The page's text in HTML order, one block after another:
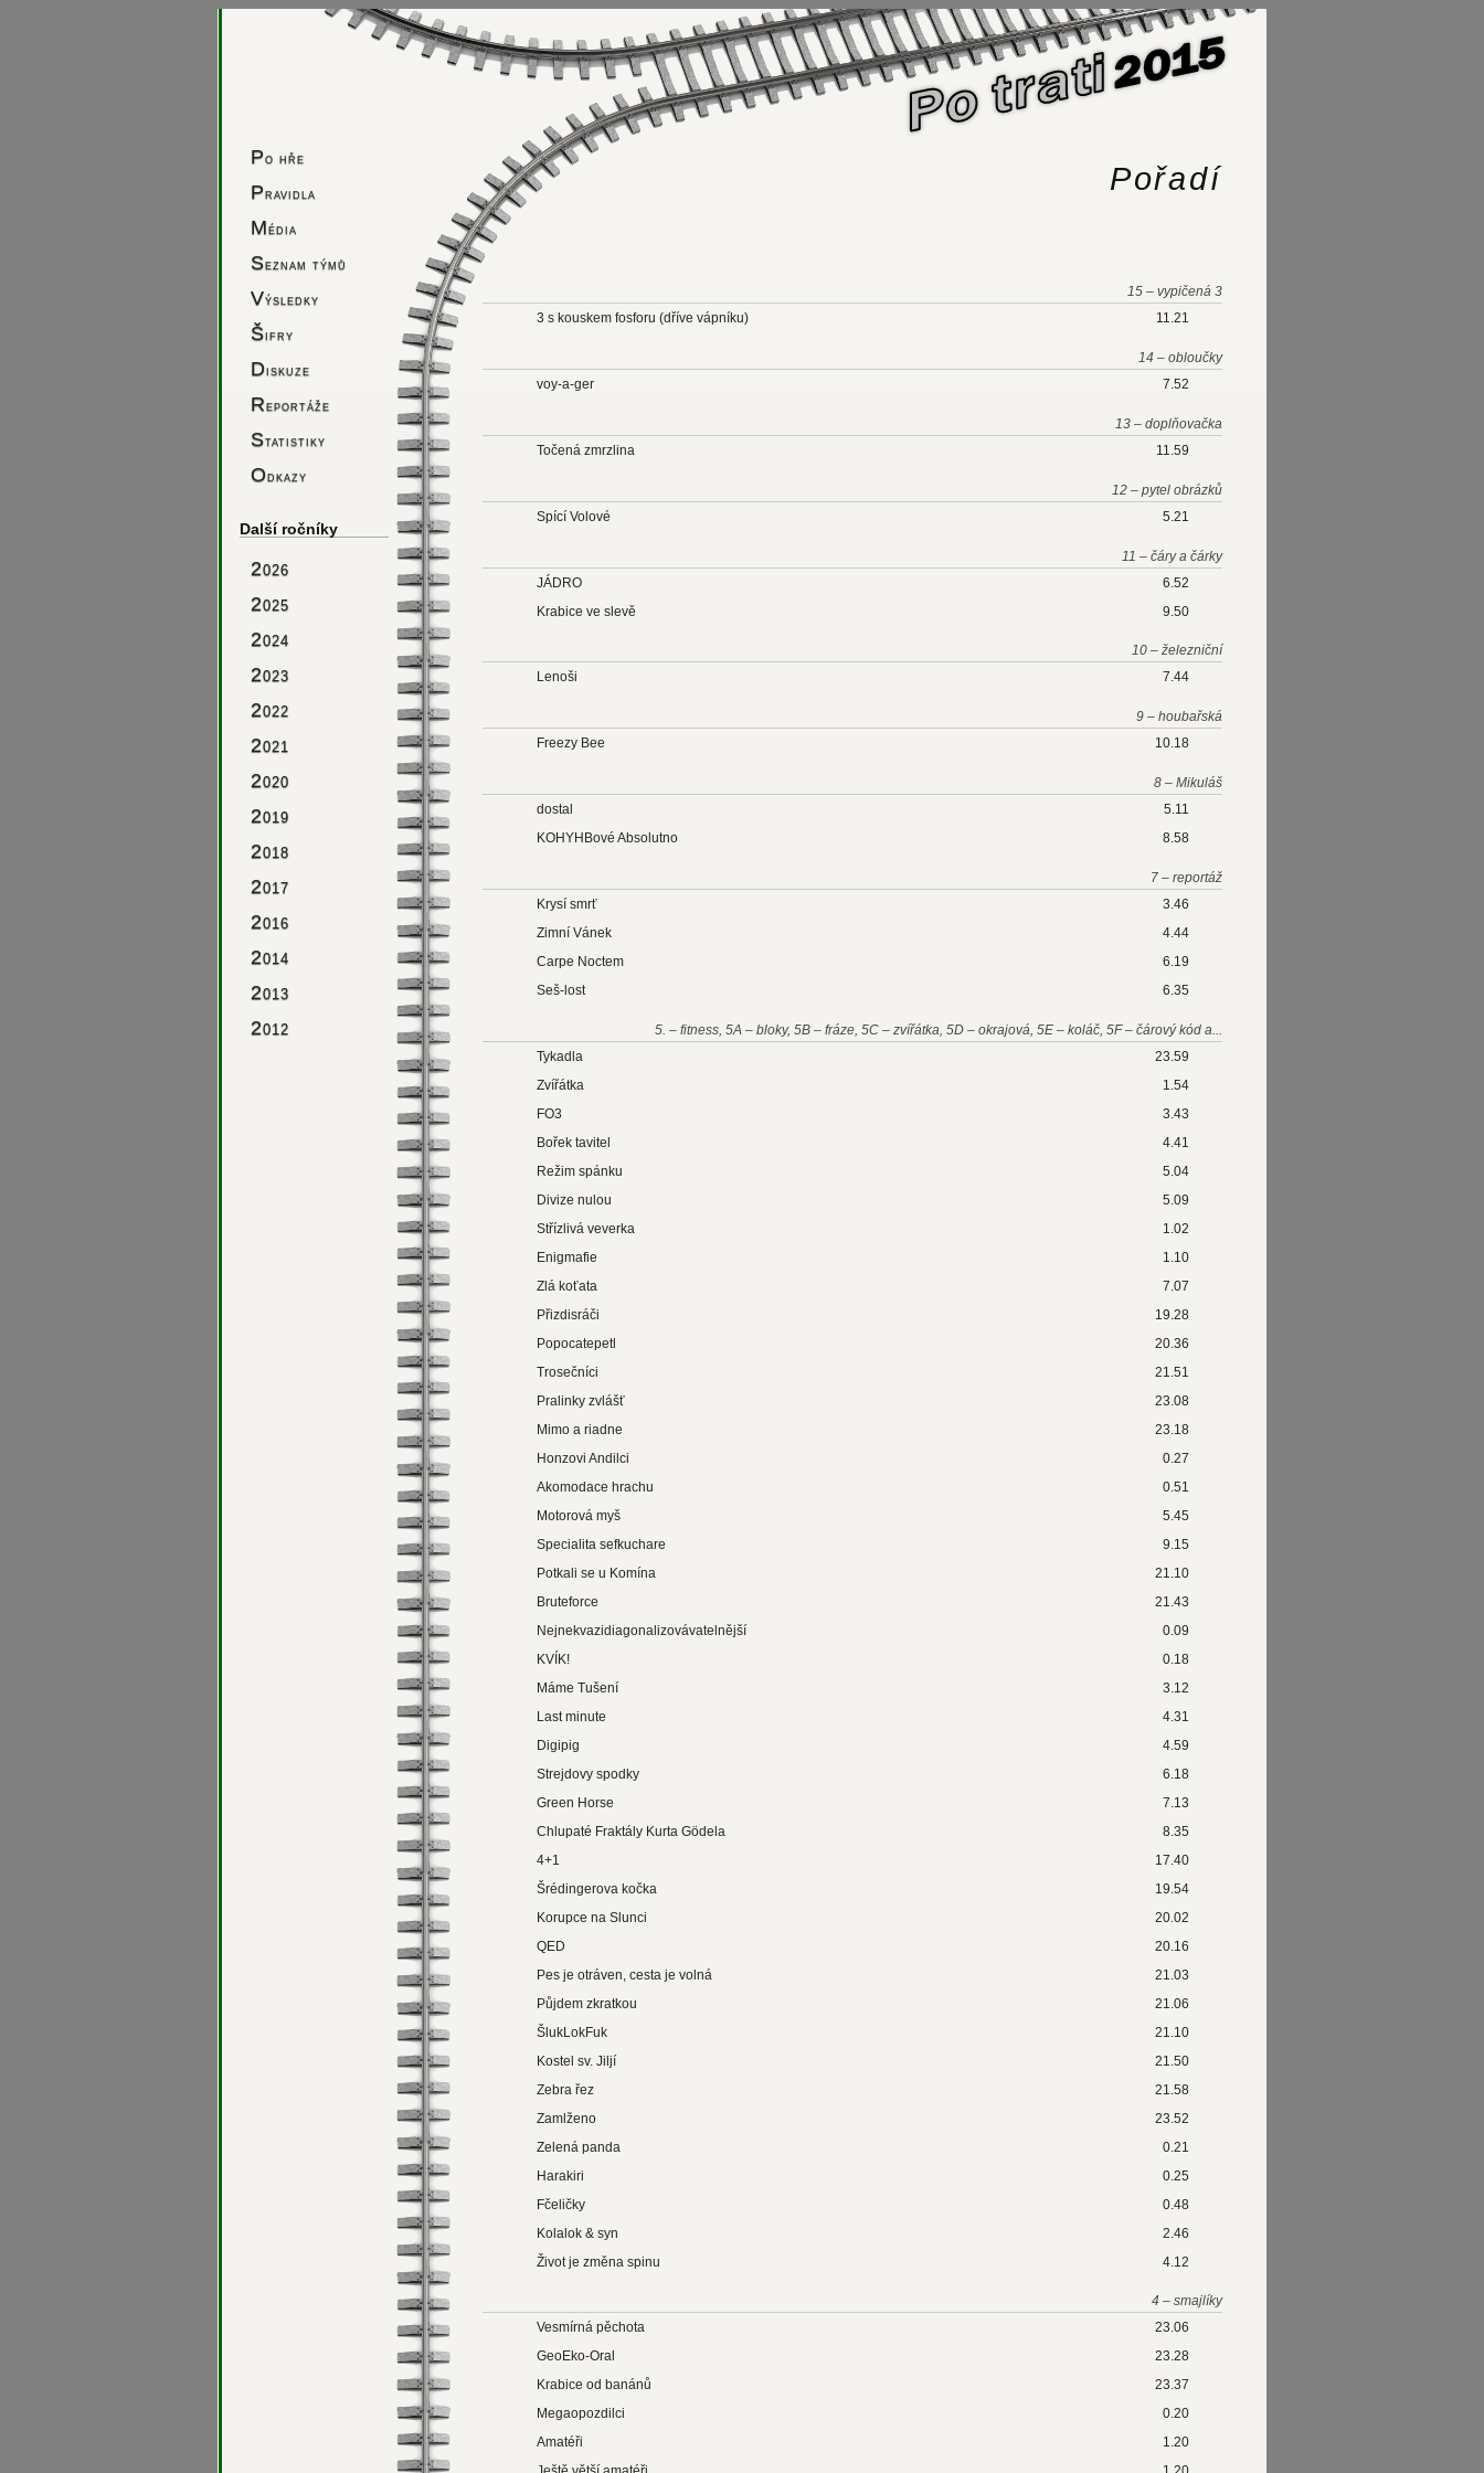
Po hře
Pravidla
Média
Seznam týmů
Výsledky
Šifry
Diskuze
Reportáže
Statistiky
Odkazy
Další ročníky
2026
2025
2024
2023
2022
2021
2020
2019
2018
2017
2016
2014
2013
2012
Pořadí
15 – vypičená 3
3 s kouskem fosforu (dříve vápníku)
11.21
14 – obloučky
voy-a-ger
7.52
13 – doplňovačka
Točená zmrzlina
11.59
12 – pytel obrázků
Spící Volové
5.21
11 – čáry a čárky
JÁDRO
6.52
Krabice ve slevě
9.50
10 – železniční
Lenoši
7.44
9 – houbařská
Freezy Bee
10.18
8 – Mikuláš
dostal
5.11
KOHYHBové Absolutno
8.58
7 – reportáž
Krysí smrť
3.46
Zimní Vánek
4.44
Carpe Noctem
6.19
Seš-lost
6.35
5. – fitness, 5A – bloky, 5B – fráze, 5C – zvířátka, 5D – okrajová, 5E – koláč, 5F – čárový kód a...
Tykadla
23.59
Zvířátka
1.54
FO3
3.43
Bořek tavitel
4.41
Režim spánku
5.04
Divize nulou
5.09
Střízlivá veverka
1.02
Enigmafie
1.10
Zlá koťata
7.07
Přizdisráči
19.28
Popocatepetl
20.36
Trosečníci
21.51
Pralinky zvlášť
23.08
Mimo a riadne
23.18
Honzovi Andilci
0.27
Akomodace hrachu
0.51
Motorová myš
5.45
Specialita sefkuchare
9.15
Potkali se u Komína
21.10
Bruteforce
21.43
Nejnekvazidiagonalizovávatelnější
0.09
KVÍK!
0.18
Máme Tušení
3.12
Last minute
4.31
Digipig
4.59
Strejdovy spodky
6.18
Green Horse
7.13
Chlupaté Fraktály Kurta Gödela
8.35
4+1
17.40
Šrédingerova kočka
19.54
Korupce na Slunci
20.02
QED
20.16
Pes je otráven, cesta je volná
21.03
Půjdem zkratkou
21.06
ŠlukLokFuk
21.10
Kostel sv. Jiljí
21.50
Zebra řez
21.58
Zamlženo
23.52
Zelená panda
0.21
Harakiri
0.25
Fčeličky
0.48
Kolalok & syn
2.46
Život je změna spinu
4.12
4 – smajlíky
Vesmírná pěchota
23.06
GeoEko-Oral
23.28
Krabice od banánů
23.37
Megaopozdilci
0.20
Amatéři
1.20